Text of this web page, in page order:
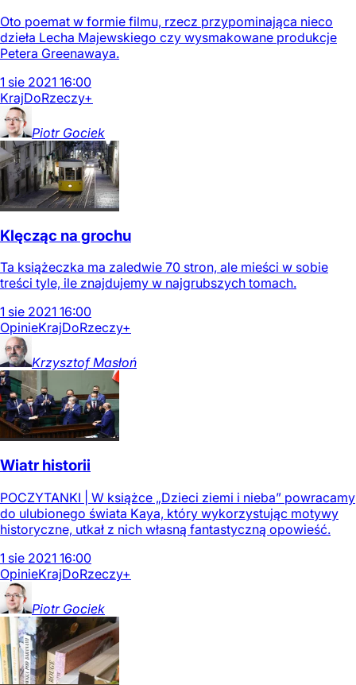
Oto poemat w formie filmu, rzecz przypominająca nieco
dzieła Lecha Majewskiego czy wysmakowane produkcje
Petera Greenawaya.
1 sie 2021 16:00
KrajDoRzeczy+
Piotr Gociek
Klęcząc na grochu
Ta książeczka ma zaledwie 70 stron, ale mieści w sobie
treści tyle, ile znajdujemy w najgrubszych tomach.
1 sie 2021 16:00
OpinieKrajDoRzeczy+
Krzysztof Masłoń
Wiatr historii
POCZYTANKI | W książce „Dzieci ziemi i nieba” powracamy
do ulubionego świata Kaya, który wykorzystując motywy
historyczne, utkał z nich własną fantastyczną opowieść.
1 sie 2021 16:00
OpinieKrajDoRzeczy+
Piotr Gociek